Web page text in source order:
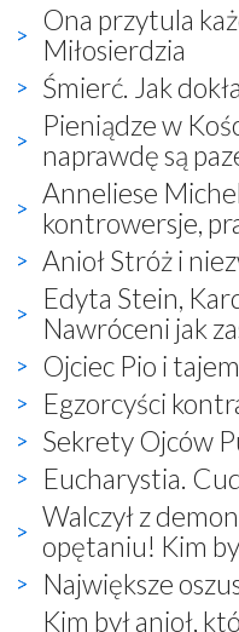
Ona przytula
Miłosierdzia
Śmierć. Jak
Pieniądze w
naprawdę są
Anneliese
kontrowersje,
Anioł Stróż i
Edyta Stein,
Nawróceni jak
Ojciec Pio i
Egzorcyści
Sekrety Ojców
Eucharystia.
Walczył z
opętaniu! Kim
Największe
Kim był anioł,